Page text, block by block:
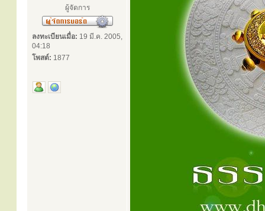
ผู้จัดการ
ลงทะเบียนเมื่อ: 19 มี.ค. 2005,
04:18
โพสต์: 1877